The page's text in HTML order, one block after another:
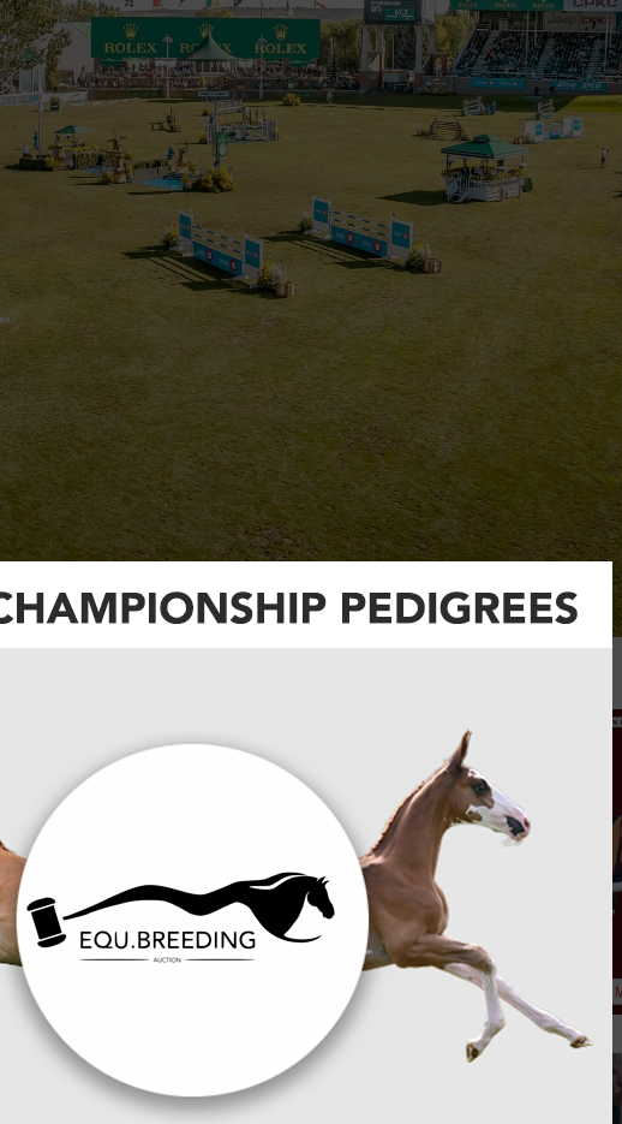
schrijven met een totaal
Prix. Dat is namelijk het grootste
uitgereikt.
viering van het 50-jarig bestaan van
wordt de komende CPKC
voor Spruce Meadows.
Jei voor de derde keer op rij de
door zijn overwinning in de Rolex Grand
tweede ruiter in de geschiedenis te